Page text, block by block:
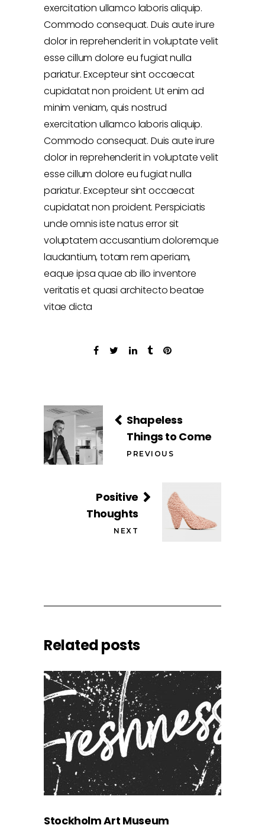
exercitation ullamco laboris aliquip.
Commodo consequat. Duis aute irure
dolor in reprehenderit in voluptate velit
esse cillum dolore eu fugiat nulla
pariatur. Excepteur sint occaecat
cupidatat non proident. Ut enim ad
minim veniam, quis nostrud
exercitation ullamco laboris aliquip.
Commodo consequat. Duis aute irure
dolor in reprehenderit in voluptate velit
esse cillum dolore eu fugiat nulla
pariatur. Excepteur sint occaecat
cupidatat non proident. Perspiciatis
unde omnis iste natus error sit
voluptatem accusantium doloremque
laudantium, totam rem aperiam,
eaque ipsa quae ab illo inventore
veritatis et quasi architecto beatae
vitae dicta
Shapeless
Things to Come
PREVIOUS
Positive
Thoughts
NEXT
Related posts
Stockholm Art Museum